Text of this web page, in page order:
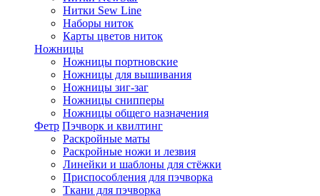
Нитки Sew Line
Наборы ниток
Карты цветов ниток
Ножницы
Ножницы портновские
Ножницы для вышивания
Ножницы зиг-заг
Ножницы снипперы
Ножницы общего назначения
Фетр Пэчворк и квилтинг
Раскройные маты
Раскройные ножи и лезвия
Линейки и шаблоны для стёжки
Приспособления для пэчворка
Ткани для пэчворка